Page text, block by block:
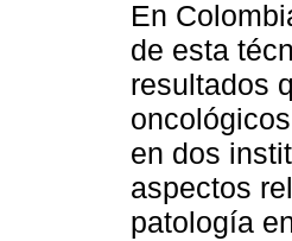
En
de esta
resultados
en dos
aspectos
patología